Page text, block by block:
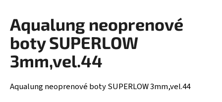
Aqualung neoprenové
boty SUPERLOW
3mm,vel.44
Aqualung neoprenové boty SUPERLOW 3mm,vel.44
j
í
t
?